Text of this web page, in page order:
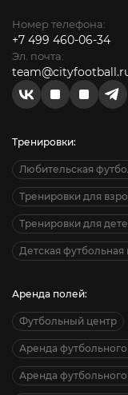
Номер телефона:
+7 499 460-06-34
Эл. почта:
Тренировки:
Любительская
Тренировки для
Тренировки для
Детская футбольная
Аренда полей:
Футбольный центр
Аренда футбольного
Аренда